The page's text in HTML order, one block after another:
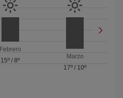
Febrero
15º / 8º
Marzo
17º / 10º